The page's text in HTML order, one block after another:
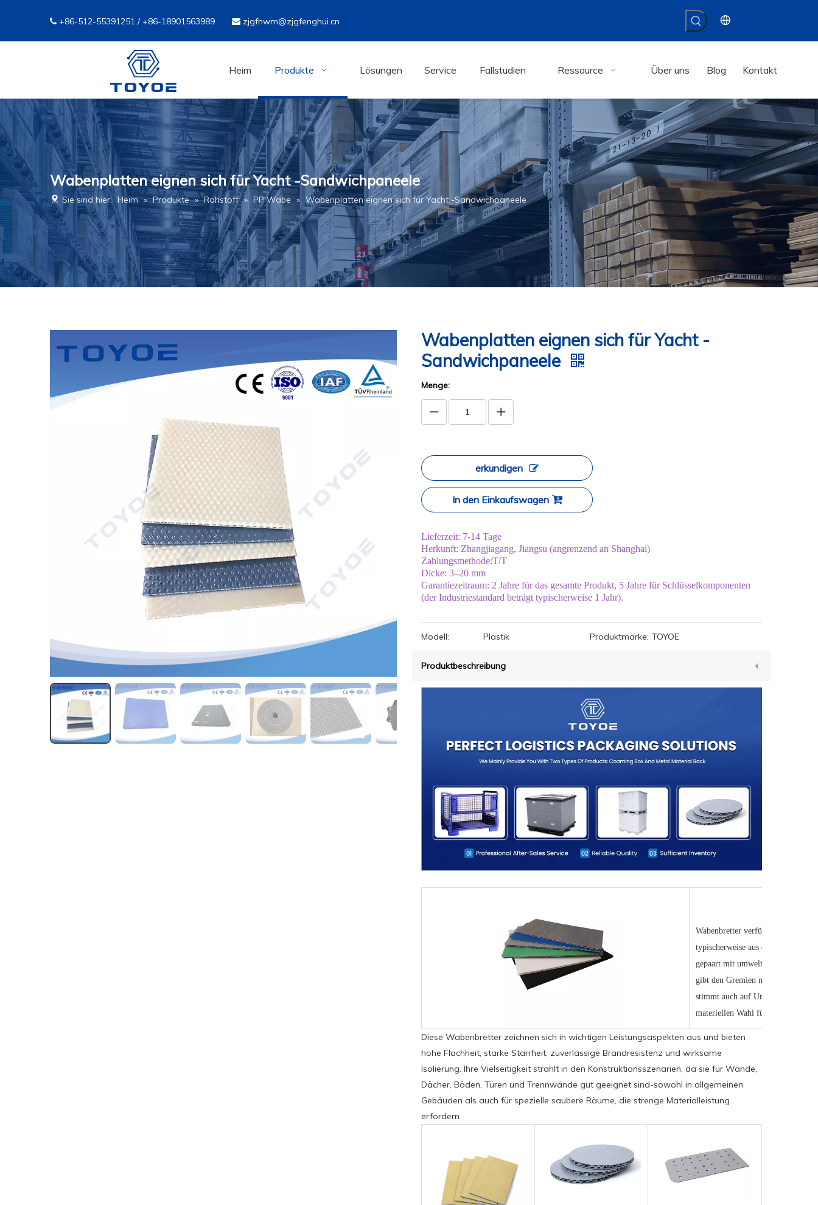
 +86-512-55391251 / +86-18901563989  zjgfhwm@zjgfenghui.cn
Heim Produkte Lösungen Service Fallstudien Ressource Über uns Blog Kontakt
Wabenplatten eignen sich für Yacht -Sandwichpaneele
Sie sind hier: Heim » Produkte » Rohstoff » PP Wabe » Wabenplatten eignen sich für Yacht -Sandwichpaneele
Wabenplatten eignen sich für Yacht -
Sandwichpaneele
Menge:
erkundigen
In den Einkaufswagen
Lieferzeit: 7-14 Tage
Herkunft: Zhangjiagang, Jiangsu (angrenzend an Shanghai)
Zahlungsmethode:T/T
Dicke: 3–20 mm
Garantiezeitraum: 2 Jahre für das gesamte Produkt, 5 Jahre für Schlüsselkomponenten
(der Industriestandard beträgt typischerweise 1 Jahr).
Modell: Plastik Produktmarke: TOYOE
Produktbeschreibung
Wabenbretter verfügen über eine
typischerweise aus dichten Brett
gepaart mit umweltfreundlicher
gibt den Gremien nicht nur
stimmt auch auf
materiellen Wahl für verschiedene
Diese Wabenbretter zeichnen sich in wichtigen Leistungsaspekten aus und bieten
hohe Flachheit, starke Starrheit, zuverlässige Brandresistenz und wirksame
Isolierung. Ihre Vielseitigkeit strahlt in den Konstruktionsszenarien, da sie für Wände,
Dächer, Böden, Türen und Trennwände gut geeignet sind-sowohl in allgemeinen
Gebäuden als auch für spezielle saubere Räume, die strenge Materialleistung
erfordern